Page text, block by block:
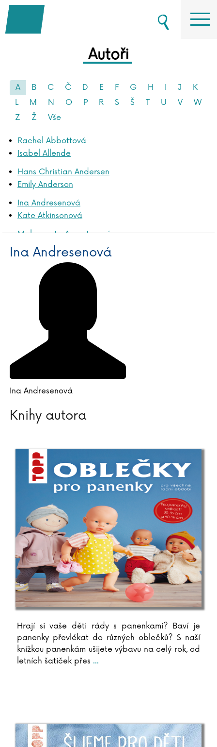
Autoři
A B C Č D E F G H I J
K
L
M N O P R S Š T U V
W
Z
Ž Vše
Rachel Abbottová
Isabel Allende
Hans Christian Andersen
Emily Anderson
Ina Andresenová
Kate Atkinsonová
Malgorzata Augustynová
Ina Andresenová
Ina Andresenová
Knihy autora
Hrají si vaše děti rády s panenkami? Baví je
panenky převlékat do různých oblečků? S naší
knížkou panenkám ušijete výbavu na celý rok, od
letních šatiček přes ...